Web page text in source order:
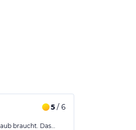
5/ 6
braucht. Das…